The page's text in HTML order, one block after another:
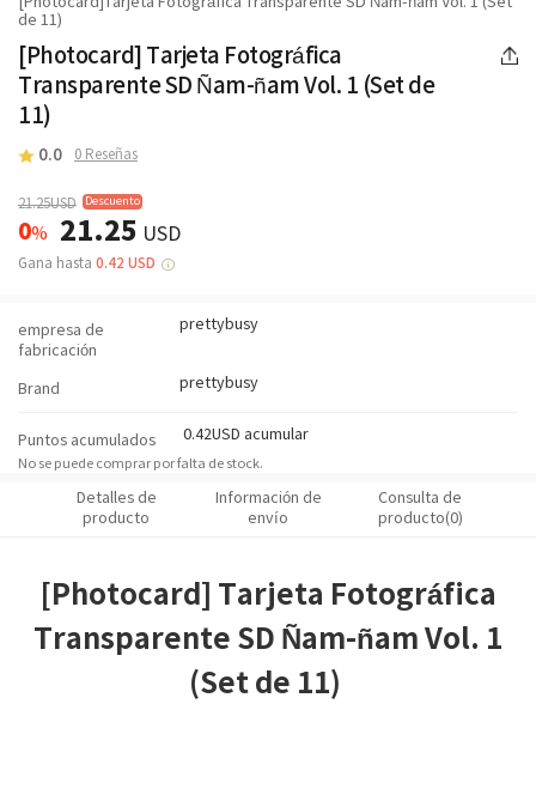
de 11)
[Photocard] Tarjeta Fotográfica
Transparente SD Ñam-ñam Vol. 1 (Set de
11)
0.0 0 Reseñas
21.25USD Descuento
0% 21.25 USD
Gana hasta 0.42 USD
empresa de
fabricación
prettybusy
Brand prettybusy
Puntos acumulados 0.42USD acumular
No se puede comprar por falta de stock.
Detalles de
producto
Información de
envío
Consulta de
producto(0)
[Photocard] Tarjeta Fotográfica
Transparente SD Ñam-ñam Vol. 1
(Set de 11)